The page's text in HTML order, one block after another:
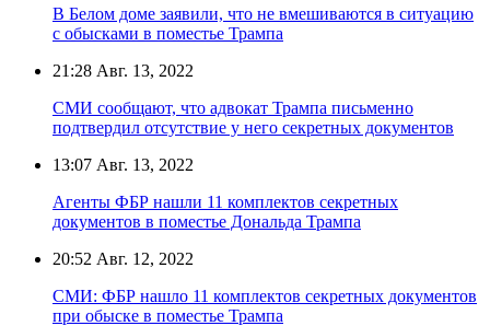
В Белом доме заявили, что не вмешиваются в ситуацию
с обысками в поместье Трампа
21:28 Авг. 13, 2022
СМИ сообщают, что адвокат Трампа письменно
подтвердил отсутствие у него секретных документов
13:07 Авг. 13, 2022
Агенты ФБР нашли 11 комплектов секретных
документов в поместье Дональда Трампа
20:52 Авг. 12, 2022
СМИ: ФБР нашло 11 комплектов секретных документов
при обыске в поместье Трампа